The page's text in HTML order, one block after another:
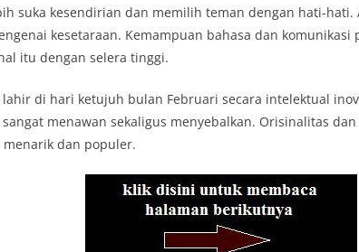
suka kesendirian dan memilih teman dengan hati-
kesetaraan. Kemampuan bahasa dan
itu dengan selera tinggi.
lahir di hari ketujuh bulan Februari secara intelektual
menawan sekaligus menyebalkan. Orisinalitas
dan populer.